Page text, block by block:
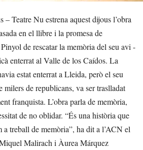
Teatre Nu estrena aquest dijous l’obra
en el llibre i la promesa de
de rescatar la memòria del seu avi -
enterrat al Valle de los Caídos. La
estat enterrat a Lleida, però el seu
milers de republicans, va ser traslladat
franquista. L’obra parla de memòria,
de no oblidar. “És una història que
a treball de memòria”, ha dit a l’ACN el
Malirach i Àurea Márquez